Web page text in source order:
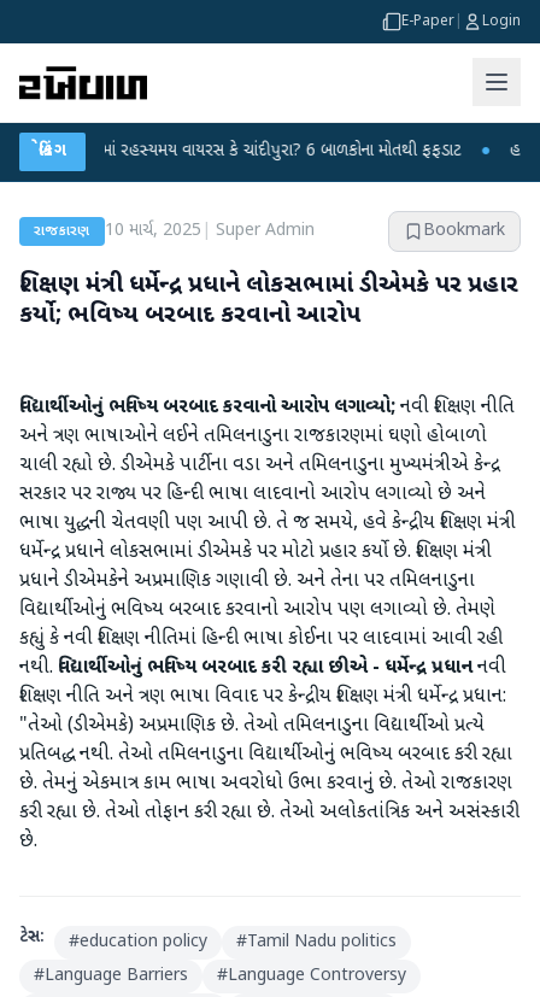
E-Paper Login
બ્રેકિંગરહસ્યમય વાયરસ કે ચાંદીપુરા? 6 બાળકોના મોતથી ફફડાટ ● હવામાન
રાજકારણ 10 માર્ચ, 2025 Super Admin Bookmark
શિક્ષણ મંત્રી ધર્મેન્દ્ર પ્રધાને લોકસભામાં ડીએમકે પર પ્રહાર
કર્યો; ભવિષ્ય બરબાદ કરવાનો આરોપ
વિદ્યાર્થીઓનું ભવિષ્ય બરબાદ કરવાનો આરોપ લગાવ્યો;નવી શિક્ષણ નીતિ
અને ત્રણ ભાષાઓને લઈને તમિલનાડુના રાજકારણમાં ઘણો હોબાળો
ચાલી રહ્યો છે. ડીએમકે પાર્ટીના વડા અને તમિલનાડુના મુખ્યમંત્રીએ કેન્દ્ર
સરકાર પર રાજ્ય પર હિન્દી ભાષા લાદવાનો આરોપ લગાવ્યો છે અને
ભાષા યુદ્ધની ચેતવણી પણ આપી છે. તે જ સમયે, હવે કેન્દ્રીય શિક્ષણ મંત્રી
ધર્મેન્દ્ર પ્રધાને લોકસભામાં ડીએમકે પર મોટો પ્રહાર કર્યો છે. શિક્ષણ મંત્રી
પ્રધાને ડીએમકેને અપ્રમાણિક ગણાવી છે. અને તેના પર તમિલનાડુના
વિદ્યાર્થીઓનું ભવિષ્ય બરબાદ કરવાનો આરોપ પણ લગાવ્યો છે. તેમણે
કહ્યું કે નવી શિક્ષણ નીતિમાં હિન્દી ભાષા કોઈના પર લાદવામાં આવી રહી
નથી. વિદ્યાર્થીઓનું ભવિષ્ય બરબાદકરી રહ્યા છીએ- ધર્મેન્દ્રપ્રધાનનવી
શિક્ષણ નીતિ અને ત્રણ ભાષા વિવાદ પર કેન્દ્રીય શિક્ષણ મંત્રી ધર્મેન્દ્ર પ્રધાન:
"તેઓ (ડીએમકે) અપ્રમાણિક છે. તેઓ તમિલનાડુના વિદ્યાર્થીઓ પ્રત્યે
પ્રતિબદ્ધ નથી. તેઓ તમિલનાડુના વિદ્યાર્થીઓનું ભવિષ્ય બરબાદ કરી રહ્યા
છે. તેમનું એકમાત્ર કામ ભાષા અવરોધો ઉભા કરવાનું છે. તેઓ રાજકારણ
કરી રહ્યા છે. તેઓ તોફાન કરી રહ્યા છે. તેઓ અલોકતાંત્રિક અને અસંસ્કારી
છે.
ટેગ્સ: #education policy #Tamil Nadu politics
#Language Barriers #Language Controversy